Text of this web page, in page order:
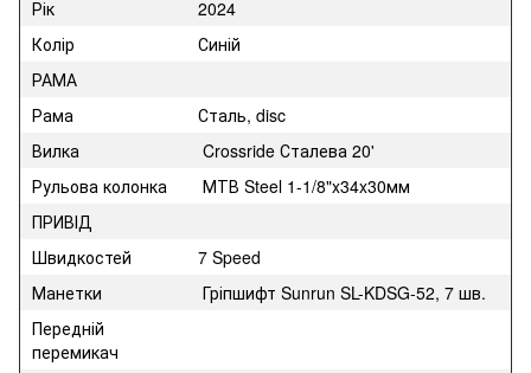
Рік
2024
Колір
Синій
РАМА
Рама
Сталь, disc
Вилка
Crossride Сталева 20'
Рульова колонка
МТВ Steel 1-1/8"x34x30мм
ПРИВІД
Швидкостей
7 Speed
Манетки
Гріпшифт Sunrun SL-KDSG-52, 7 шв.
Передній
перемикач